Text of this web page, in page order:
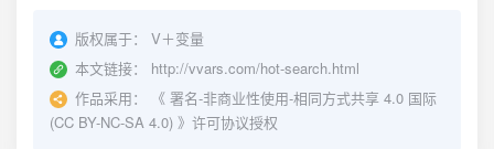
版权属于：
V＋变量
本文链接：
http://vvars.com/hot-search.html
作品采用：
《 署名-非商业性使用-相同方式共享 4.0 国际
(CC BY-NC-SA 4.0) 》许可协议授权